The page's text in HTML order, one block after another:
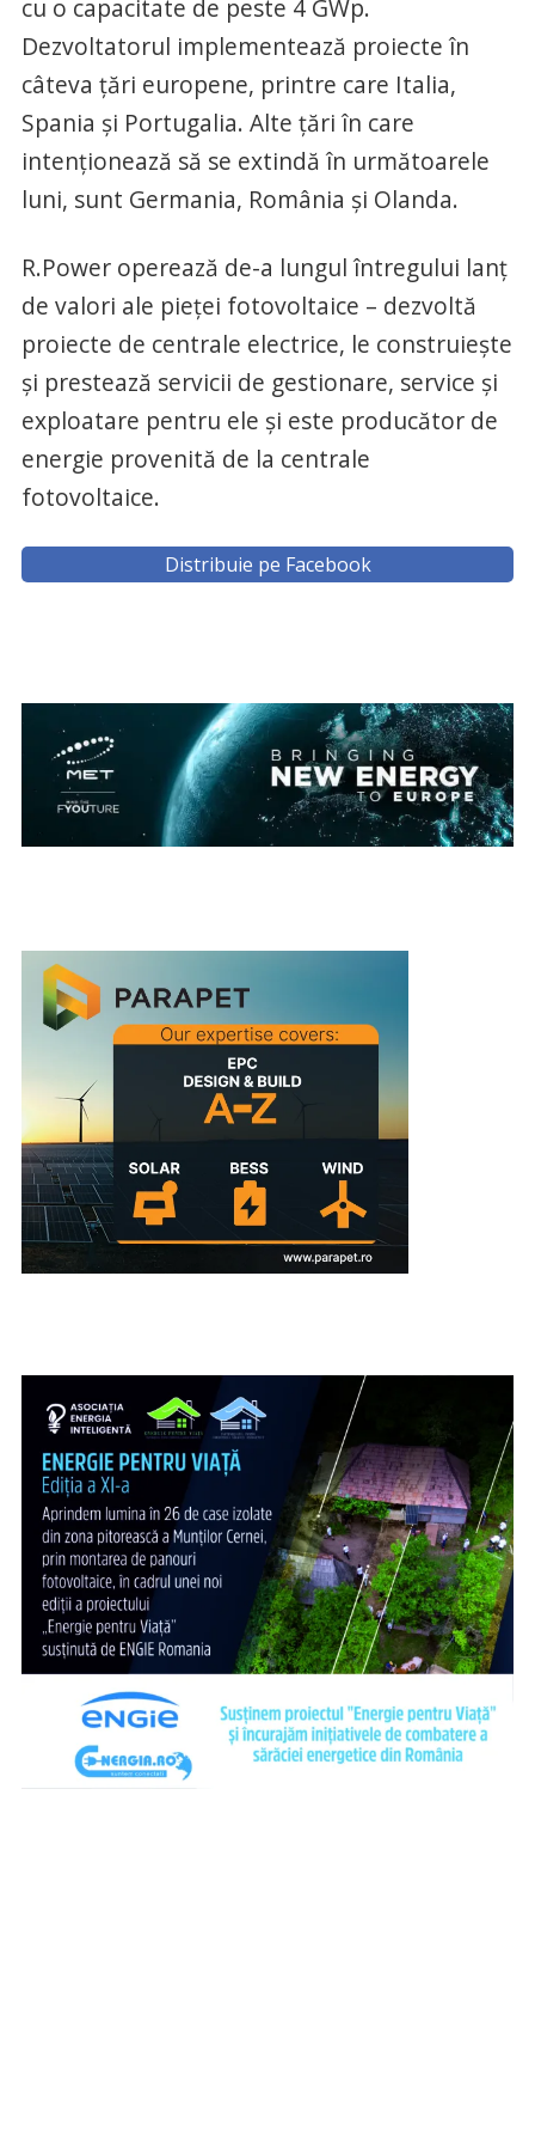
cu o capacitate de peste 4 GWp.
Dezvoltatorul implementează proiecte în
câteva țări europene, printre care Italia,
Spania și Portugalia. Alte țări în care
intenționează să se extindă în următoarele
luni, sunt Germania, România și Olanda.
R.Power operează de-a lungul întregului lanț
de valori ale pieței fotovoltaice – dezvoltă
proiecte de centrale electrice, le construiește
și prestează servicii de gestionare, service și
exploatare pentru ele și este producător de
energie provenită de la centrale
fotovoltaice.
Distribuie pe Facebook